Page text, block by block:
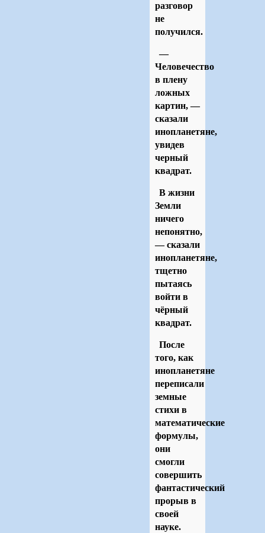
разговор
не
получился.
—
Человечество
в плену
ложных
картин, —
сказали
инопланетяне,
увидев
черный
квадрат.
В жизни
Земли
ничего
непонятно,
— сказали
инопланетяне,
тщетно
пытаясь
войти в
чёрный
квадрат.
После
того, как
инопланетяне
переписали
земные
стихи в
математические
формулы,
они
смогли
совершить
фантастический
прорыв в
своей
науке.